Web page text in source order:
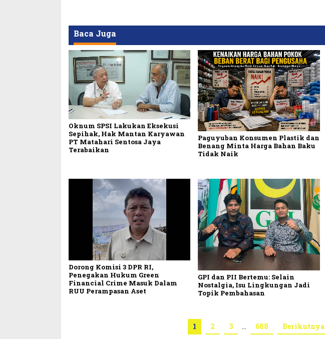
Baca Juga
Oknum SPSI Lakukan Eksekusi
Sepihak, Hak Mantan Karyawan
PT Matahari Sentosa Jaya
Terabaikan
Paguyuban Konsumen Plastik dan
Benang Minta Harga Bahan Baku
Tidak Naik
Dorong Komisi 3 DPR RI,
Penegakan Hukum Green
Financial Crime Masuk Dalam
RUU Perampasan Aset
GPI dan PII Bertemu: Selain
Nostalgia, Isu Lingkungan Jadi
Topik Pembahasan
1 2 3 … 688 Berikutnya